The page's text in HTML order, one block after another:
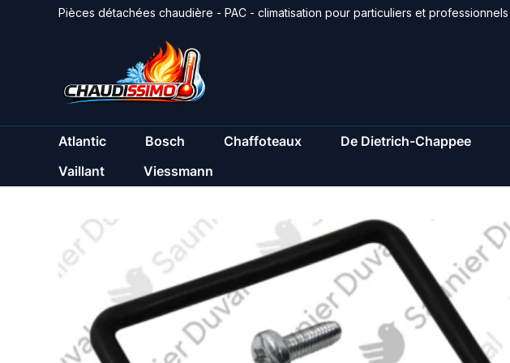
Pièces détachées chaudière - PAC - climatisation pour particuliers et professionnels
Atlantic Bosch Chaffoteaux De Dietrich-Chappee
Vaillant
Viessmann